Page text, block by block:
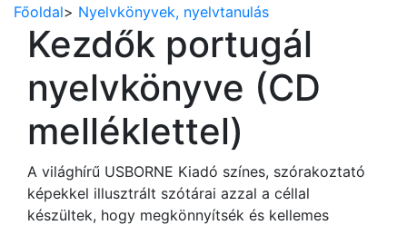
Főoldal> Nyelvkönyvek, nyelvtanulás
Kezdők portugál
nyelvkönyve (CD
melléklettel)
A világhírű USBORNE Kiadó színes, szórakoztató
képekkel illusztrált szótárai azzal a céllal
készültek, hogy megkönnyítsék és kellemes